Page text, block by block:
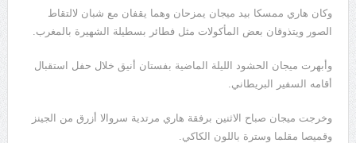
وكان هاري ممسكا بيد ميجان يمزحان وهما يقفان مع شبان لالتقاط
الصور ويتذوقان بعض المأكولات مثل فطائر بسطيلة الشهيرة بالمغرب.
وأبهرت ميجان الحشود الليلة الماضية بفستان أنيق خلال حفل استقبال
أقامه السفير البريطاني.
وخرجت ميجان صباح الاثنين برفقة هاري مرتدية سروالا أزرق من الجينز
وقميصا مقلما وسترة باللون الكاكي.